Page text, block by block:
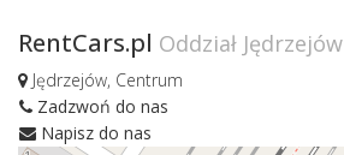
RentCars.pl Oddział Jędrzejów
Jędrzejów, Centrum
Zadzwoń do nas
Napisz do nas